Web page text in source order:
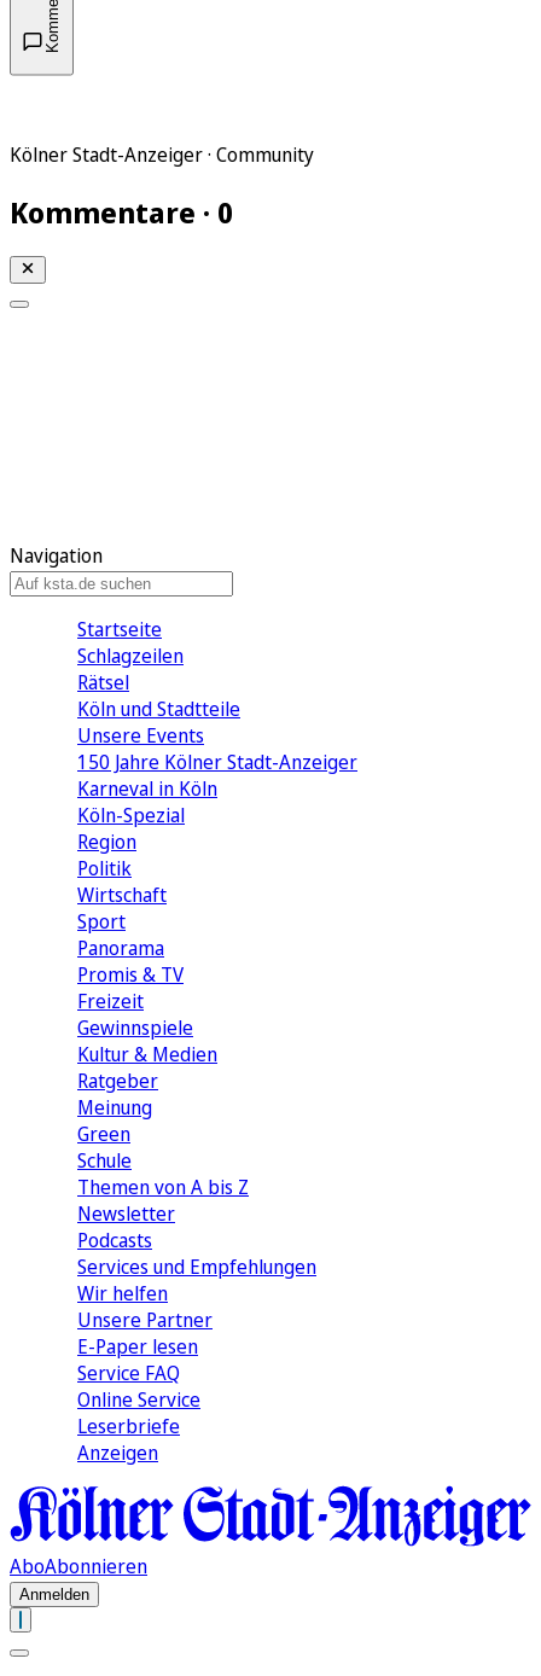
Kölner Stadt-Anzeiger · Community
Kommentare · 0
Navigation
Startseite
Schlagzeilen
Rätsel
Köln und Stadtteile
Unsere Events
150 Jahre Kölner Stadt-Anzeiger
Karneval in Köln
Köln-Spezial
Region
Politik
Wirtschaft
Sport
Panorama
Promis & TV
Freizeit
Gewinnspiele
Kultur & Medien
Ratgeber
Meinung
Green
Schule
Themen von A bis Z
Newsletter
Podcasts
Services und Empfehlungen
Wir helfen
Unsere Partner
E-Paper lesen
Service FAQ
Online Service
Leserbriefe
Anzeigen
AboAbonnieren
Anmelden